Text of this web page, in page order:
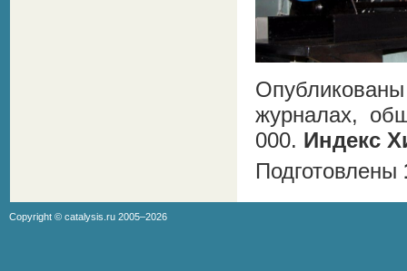
журналах,
000. Индекс
Подготовлены
Copyright © catalysis.ru 2005–2026